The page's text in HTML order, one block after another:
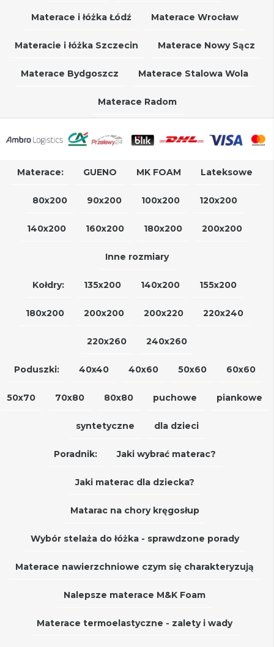
Materace i łóżka Łódź Materace Wrocław
Materacie i łóżka Szczecin Materace Nowy Sącz
Materace Bydgoszcz Materace Stalowa Wola
Materace Radom
Materace: GUENO MK FOAM Lateksowe
80x200 90x200 100x200 120x200
140x200 160x200 180x200 200x200
Inne rozmiary
Kołdry: 135x200 140x200 155x200
180x200 200x200 200x220 220x240
220x260 240x260
Poduszki: 40x40 40x60 50x60 60x60
50x70 70x80 80x80 puchowe piankowe
syntetyczne dla dzieci
Poradnik: Jaki wybrać materac?
Jaki materac dla dziecka?
Matarac na chory kręgosłup
Wybór stelaża do łóżka - sprawdzone porady
Materace nawierzchniowe czym się charakteryzują
Nalepsze materace M&K Foam
Materace termoelastyczne - zalety i wady